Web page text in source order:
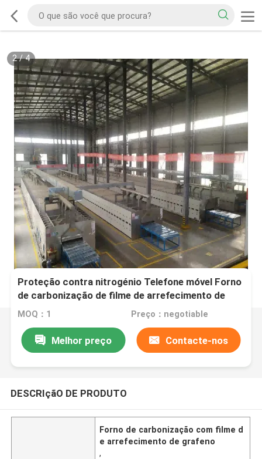
2/4
Proteção contra nitrogénio Telefone móvel Forno
de carbonização de filme de arrefecimento de
grafeno
MOQ：1 Preço：negotiable
Melhor preço Contacte-nos
DESCRIçãO DE PRODUTO
Forno de carbonização com filme d
e arrefecimento de grafeno
,